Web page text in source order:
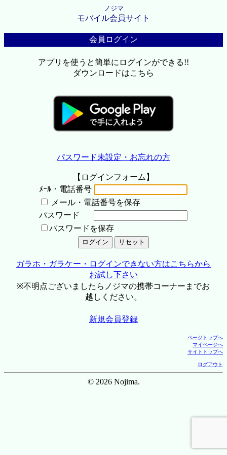
ノジマ
モバイル会員サイト
会員ログイン
アプリを使うと簡単にログインができる!!
ダウンロードはこちら
パスワード未設定・お忘れの方
【ログインフォーム】
ﾒｰﾙ・電話番号
メール・電話番号を保存
パスワード
パスワードを保存
ガラホ・ガラケー・ログインできない方はこちらから
お試し下さい
※不明点ございましたらノジマの携帯コーナーまでお
越しください。
新規会員登録
ページトップへ
マイページへ
サイトトップへ
ログアウト
© 2026 Nojima.